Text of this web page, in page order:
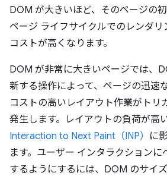
DOM が大きいほど、そのページの初
ページ ライフサイクルでのレンダリ
コストが高くなります。
DOM が非常に大きいページでは、
新する操作によって、ページの迅速
コストの高いレイアウト作業がトリ
発生します。レイアウトの負荷が高
Interaction to Next Paint（INP） に
ます。ユーザー インタラクション
するようにするには、DOM のサイ